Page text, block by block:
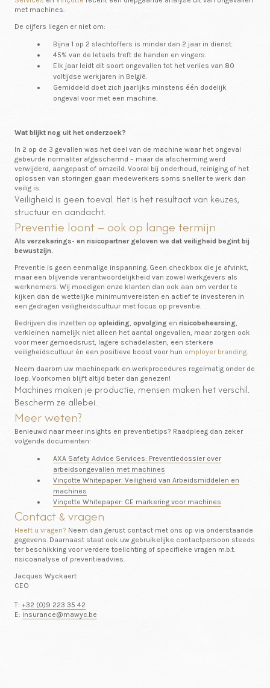
met machines.
De cijfers liegen er niet om:
Bijna 1 op 2 slachtoffers is minder dan 2 jaar in dienst.
45% van de letsels treft de handen en vingers.
Elk jaar leidt dit soort ongevallen tot het verlies van 80
voltijdse werkjaren in België.
Gemiddeld doet zich jaarlijks minstens één dodelijk
ongeval voor met een machine.
Wat blijkt nog uit het onderzoek?
In 2 op de 3 gevallen was het deel van de machine waar het ongeval
gebeurde normaliter afgeschermd – maar de afscherming werd
verwijderd, aangepast of omzeild. Vooral bij onderhoud, reiniging of het
oplossen van storingen gaan medewerkers soms sneller te werk dan
veilig is.
Veiligheid is geen toeval. Het is het resultaat van keuzes,
structuur en aandacht.
Preventie loont – ook op lange termijn
Als verzekerings- en risicopartner geloven we dat veiligheid begint bij
bewustzijn.
Preventie is geen eenmalige inspanning. Geen checkbox die je afvinkt,
maar een blijvende verantwoordelijkheid van zowel werkgevers als
werknemers. Wij moedigen onze klanten dan ook aan om verder te
kijken dan de wettelijke minimumvereisten en actief te investeren in
een gedragen veiligheidscultuur met focus op preventie.
Bedrijven die inzetten op opleiding opvolging en risicobeheersing
verkleinen namelijk niet alleen het aantal ongevallen, maar zorgen ook
voor meer gemoedsrust, lagere schadelasten, een sterkere
veiligheidscultuur én een positieve boost voor hun employer branding
Neem daarom uw machinepark en werkprocedures regelmatig onder de
loep. Voorkomen blijft altijd beter dan genezen!
Machines maken je productie, mensen maken het verschil.
Bescherm ze allebei.
Meer weten?
Benieuwd naar meer insights en preventietips? Raadpleeg dan zeker
volgende documenten:
AXA Safety Advice Services: Preventiedossier over
arbeidsongevallen met machines
Vinçotte Whitepaper: Veiligheid van Arbeidsmiddelen en
machines
Vinçotte Whitepaper: CE markering voor machines
Contact & vragen
Heeft u vragen? Neem dan gerust contact met ons op via onderstaande
gegevens. Daarnaast staat ook uw gebruikelijke contactpersoon steeds
ter beschikking voor verdere toelichting of specifieke vragen m.b.t.
risicoanalyse of preventieadvies.
Jacques Wyckaert
CEO
T: +32 (0)9 223 35 42
E: insurance@mawyc.be